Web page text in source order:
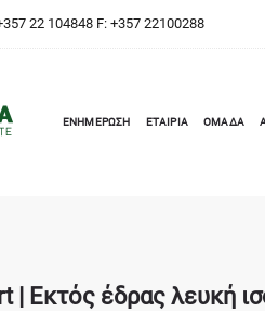
22 104848 F: +357 22100288
ΕΝΗΜΕΡΩΣΗ ΕΤΑΙΡΙΑ ΟΜΑΔΑ
| Εκτός έδρας λευκή